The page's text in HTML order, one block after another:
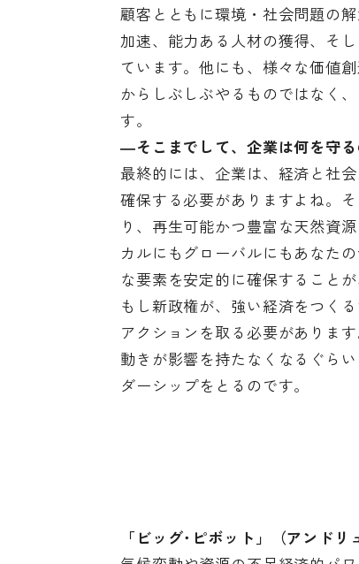
顧客とともに環境・社会問題の
加速、能力ある人材の獲得、そ
ています。他にも、様々な価値
からしぶしぶやるものではなく
す。
―そこまでして、企業は何を守る
最終的には、企業は、経済と社
確保する必要がありますよね。
り、再生可能かつ豊富な天然資
カルにもグローバルにもあなた
な要素を安定的に確保すること
もし新政権が、強い経済をつく
アクションを取る必要がありま
動きが影響を持たなくなるぐら
ダーシップをとるのです。
「 ビッグ･ピボット 」（アンド